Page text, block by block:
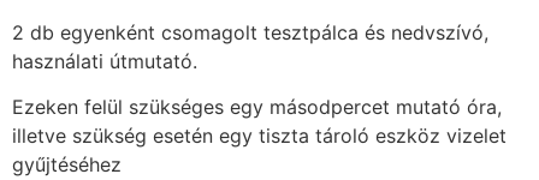
2 db egyenként csomagolt tesztpálca és nedvszívó,
használati útmutató.
Ezeken felül szükséges egy másodpercet mutató óra,
illetve szükség esetén egy tiszta tároló eszköz vizelet
gyűjtéséhez